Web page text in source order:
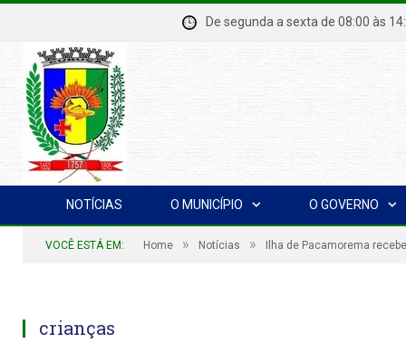
De segunda a sexta de 08:00
NOTÍCIAS O MUNICÍPIO O GOVERNO
VOCÊ ESTÁ EM: Home » Notícias » Ilha de Pacamorema
crianças